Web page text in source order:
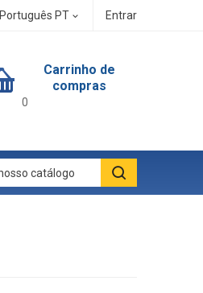
Português PT  Entrar
Carrinho de
compras
0